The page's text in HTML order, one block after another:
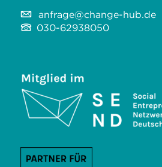
anfrage@change-hub.de
030-62938050